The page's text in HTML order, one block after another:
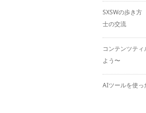
SXSWの歩き
士の交流
コンテンツテ
よう〜
AIツールを使っ